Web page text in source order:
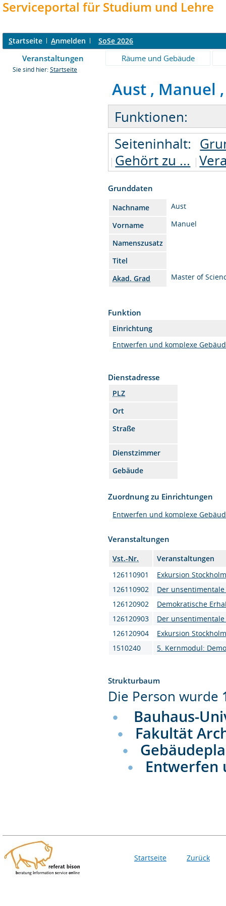
Serviceportal für Studium und Lehre
Startseite Anmelden SoSe 2026
Veranstaltungen Räume und Gebäude
Sie sind hier: Startseite
Aust , Manuel
Funktionen:
Seiteninhalt:
Gehört zu ...
Grunddaten
Nachname
Aust
Vorname
Manuel
Namenszusatz
Titel
Akad. Grad
Master of
Funktion
Einrichtung
Entwerfen und komplexe
Dienstadresse
PLZ
Ort
Straße
Dienstzimmer
Gebäude
Zuordnung zu Einrichtungen
Entwerfen und komplexe
Veranstaltungen
Vst.-Nr.
Veranstaltungen
126110901
Exkursion
126110902
Der
126120902
Demokratische
126120903
Der
126120904
Exkursion
1510240
5. Kernmodul:
Strukturbaum
Die Person wurde
Bauhaus-
Fakultät
Entwerfen
Startseite Zurück